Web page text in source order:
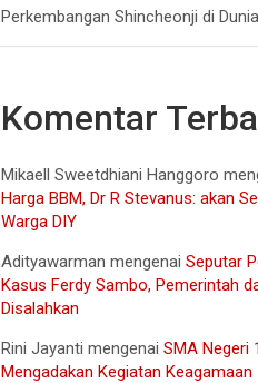
Perkembangan Shincheonji di
Komentar
Mikaell Sweetdhiani Hanggoro
Harga BBM, Dr R Stevanus: akan
Warga DIY
Adityawarman mengenaiSeputar
Kasus Ferdy Sambo, Pemerintah
Disalahkan
Rini Jayanti mengenaiSMA Negeri
Mengadakan Kegiatan Keagamaan